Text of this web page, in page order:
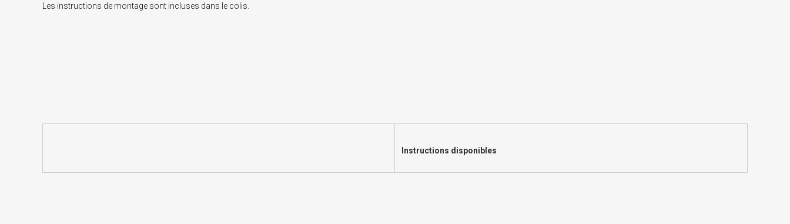
Les instructions de montage sont incluses dans le colis.
Instructions disponibles